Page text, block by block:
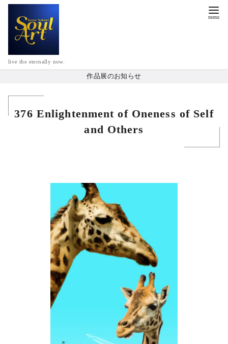
live the eternally now.
作品展のお知らせ
376 Enlightenment of Oneness of Self
and Others